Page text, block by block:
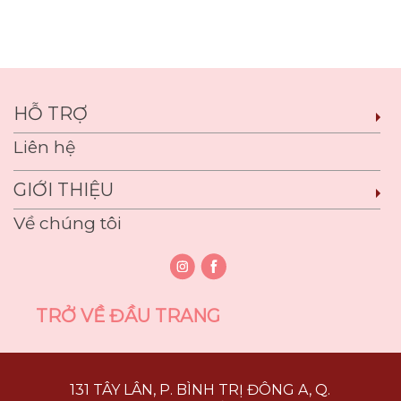
HỖ TRỢ
Liên hệ
GIỚI THIỆU
Về chúng tôi
TRỞ VỀ ĐẦU TRANG
131 TÂY LÂN, P. BÌNH TRỊ ĐÔNG A, Q.